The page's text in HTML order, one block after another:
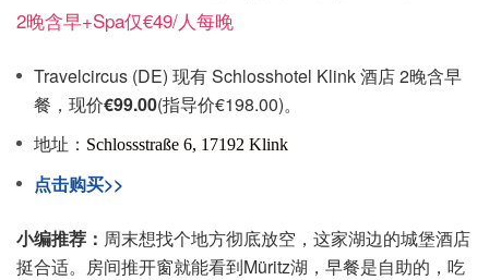
2晚含早+Spa仅€49/人每晚
Travelcircus (DE) 现有 Schlosshotel Klink 酒店 2晚含早
餐，现价€99.00(指导价€198.00)。
地址： Schlossstraße 6, 17192 Klink
点击购买>>
小编推荐： 周末想找个地方彻底放空，这家湖边的城堡酒店
挺合适。房间推开窗就能看到Müritz湖，早餐是自助的，吃